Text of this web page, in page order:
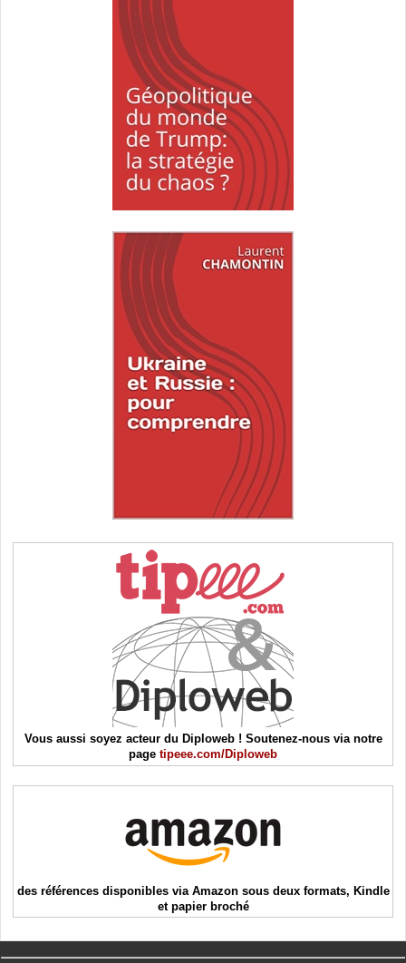
Vous aussi soyez acteur du Diploweb ! Soutenez-nous via notre
page tipeee.com/Diploweb
des références disponibles via Amazon sous deux formats, Kindle
et papier broché